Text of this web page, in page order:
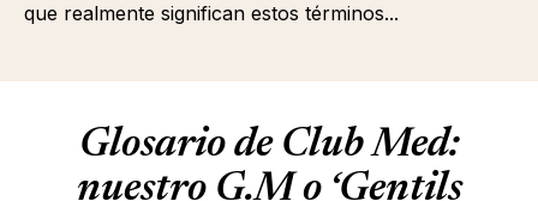
que realmente significan estos términos...
Glosario de Club Med:
nuestro G.M o ‘Gentils